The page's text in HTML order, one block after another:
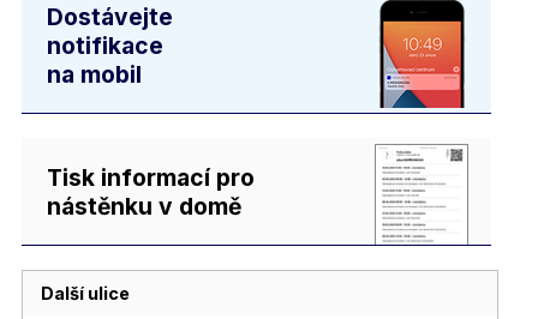
Dostávejte
notifikace
na mobil
Tisk informací pro
nástěnku v domě
Další ulice